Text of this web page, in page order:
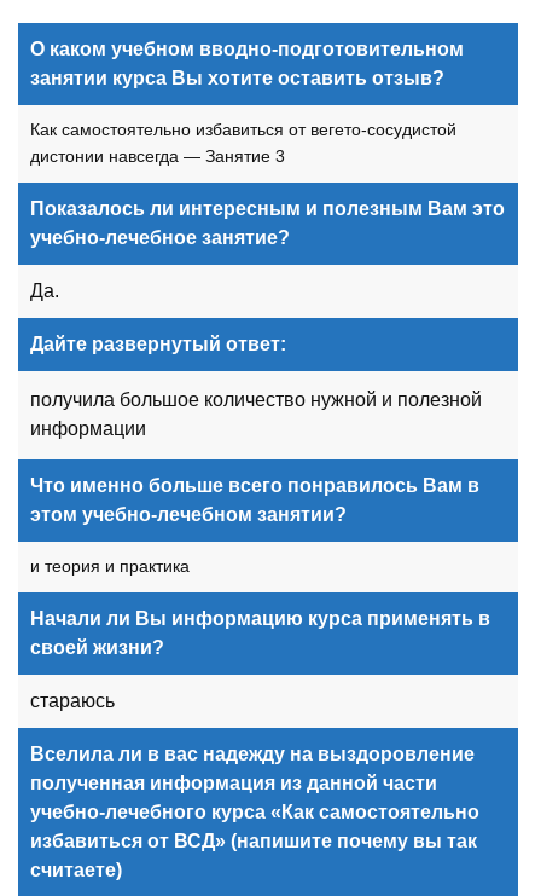
О каком учебном вводно-подготовительном
занятии курса Вы хотите оставить отзыв?
Как самостоятельно избавиться от вегето-сосудистой
дистонии навсегда — Занятие 3
Показалось ли интересным и полезным Вам это
учебно-лечебное занятие?
Да.
Дайте развернутый ответ:
получила большое количество нужной и полезной
информации
Что именно больше всего понравилось Вам в
этом учебно-лечебном занятии?
и теория и практика
Начали ли Вы информацию курса применять в
своей жизни?
стараюсь
Вселила ли в вас надежду на выздоровление
полученная информация из данной части
учебно-лечебного курса «Как самостоятельно
избавиться от ВСД» (напишите почему вы так
считаете)